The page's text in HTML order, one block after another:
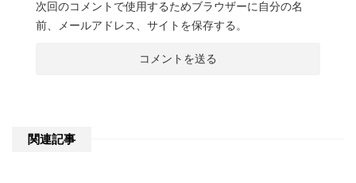
次回のコメントで使用するためブラウザーに自分の名
前、メールアドレス、サイトを保存する。
関連記事